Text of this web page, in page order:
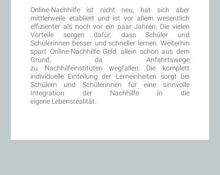
Online-Nachhilfe ist nicht neu, hat sich aber
mittlerweile etabliert und ist vor allem wesentlich
effizienter als noch vor ein paar Jahren. Die vielen
Vorteile sorgen dafür, dass Schüler und
Schülerinnen besser und schneller lernen. Weiterhin
spart Online-Nachhilfe Geld, allein schon aus dem
Grund, da Anfahrtswege
zu Nachhilfeinstituten wegfallen. Die komplett
individuelle Einteilung der Lerneinheiten sorgt bei
Schülern und Schülerinnen für eine sinnvolle
Integration der Nachhilfe in die
eigene Lebensrealität.